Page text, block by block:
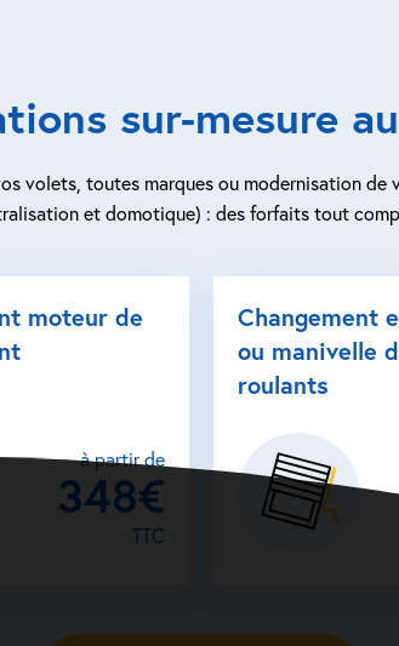
sur-mesure
volets, toutes marques ou modernisation
et domotique) : des forfaits tout
moteur de
à partir de
348€
TTC
Changement
ou manivelle
roulants